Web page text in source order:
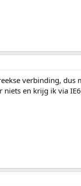
verbinding, dus
en krijg ik via